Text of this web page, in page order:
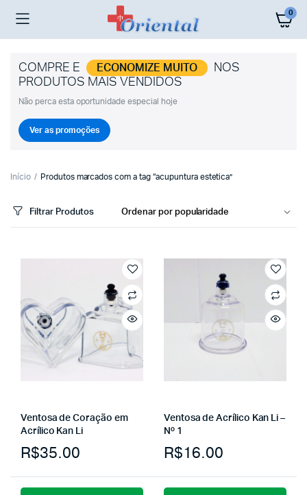
0
COMPRE E ECONOMIZE MUITO
NOS
PRODUTOS MAIS VENDIDOS
Não perca esta oportunidade especial hoje
Ver as promoções
Início Produtos marcados com a tag “acupuntura estetica”
Filtrar Produtos
Ventosa de Coração em
Acrílico Kan Li
R$35.00
Ventosa de Acrílico Kan Li –
Nº 1
R$16.00